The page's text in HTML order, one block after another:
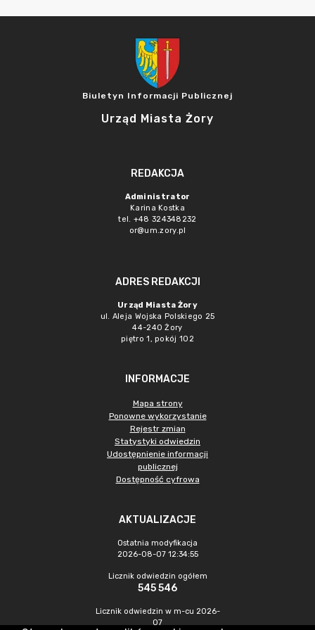
Biuletyn Informacji Publicznej
Urząd Miasta Żory
REDAKCJA
Administrator
Karina Kostka
tel. +48 324348232
or@um.zory.pl
ADRES REDAKCJI
Urząd Miasta Żory
ul. Aleja Wojska Polskiego 25
44-240 Żory
piętro 1, pokój 102
INFORMACJE
Mapa strony
Ponowne wykorzystanie
Rejestr zmian
Statystyki odwiedzin
Udostępnienie informacji
publicznej
Dostępność cyfrowa
AKTUALIZACJE
Ostatnia modyfikacja
2026-08-07 12:34:55
Licznik odwiedzin ogółem
545 546
Licznik odwiedzin w m-cu 2026-
07